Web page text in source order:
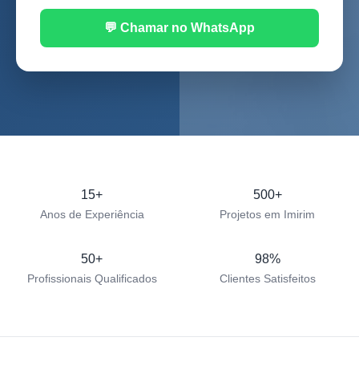
💬 Chamar no WhatsApp
15+
Anos de Experiência
500+
Projetos em Imirim
50+
Profissionais Qualificados
98%
Clientes Satisfeitos